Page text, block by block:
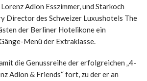
Adlon Esszimmer, und Starkoch
Director des Schweizer Luxushotels The
der Berliner Hotelikone ein
Menü der Extraklasse.
die Genussreihe der erfolgreichen „4-
Adlon & Friends“ fort, zu der er an